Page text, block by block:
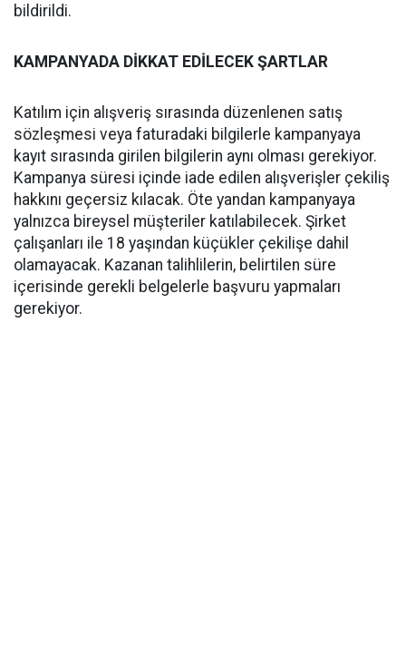
bildirildi.
KAMPANYADA DİKKAT EDİLECEK ŞARTLAR
Katılım için alışveriş sırasında düzenlenen satış
sözleşmesi veya faturadaki bilgilerle kampanyaya
kayıt sırasında girilen bilgilerin aynı olması gerekiyor.
Kampanya süresi içinde iade edilen alışverişler çekiliş
hakkını geçersiz kılacak. Öte yandan kampanyaya
yalnızca bireysel müşteriler katılabilecek. Şirket
çalışanları ile 18 yaşından küçükler çekilişe dahil
olamayacak. Kazanan talihlilerin, belirtilen süre
içerisinde gerekli belgelerle başvuru yapmaları
gerekiyor.